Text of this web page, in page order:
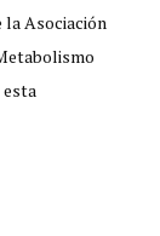
Asociación